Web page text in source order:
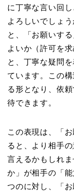
に丁寧な言い回
よろしいでしょ
と、「お願いす
よいか（許可を
と、丁寧な疑問
ています。この
る形となり、依
待できます。
この表現は、「
ると、より相手
言えるかもしれ
か」が相手の「
つのに対し、「